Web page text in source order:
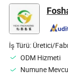
İş Türü: Üretici/
ODM Hizmeti
Numune